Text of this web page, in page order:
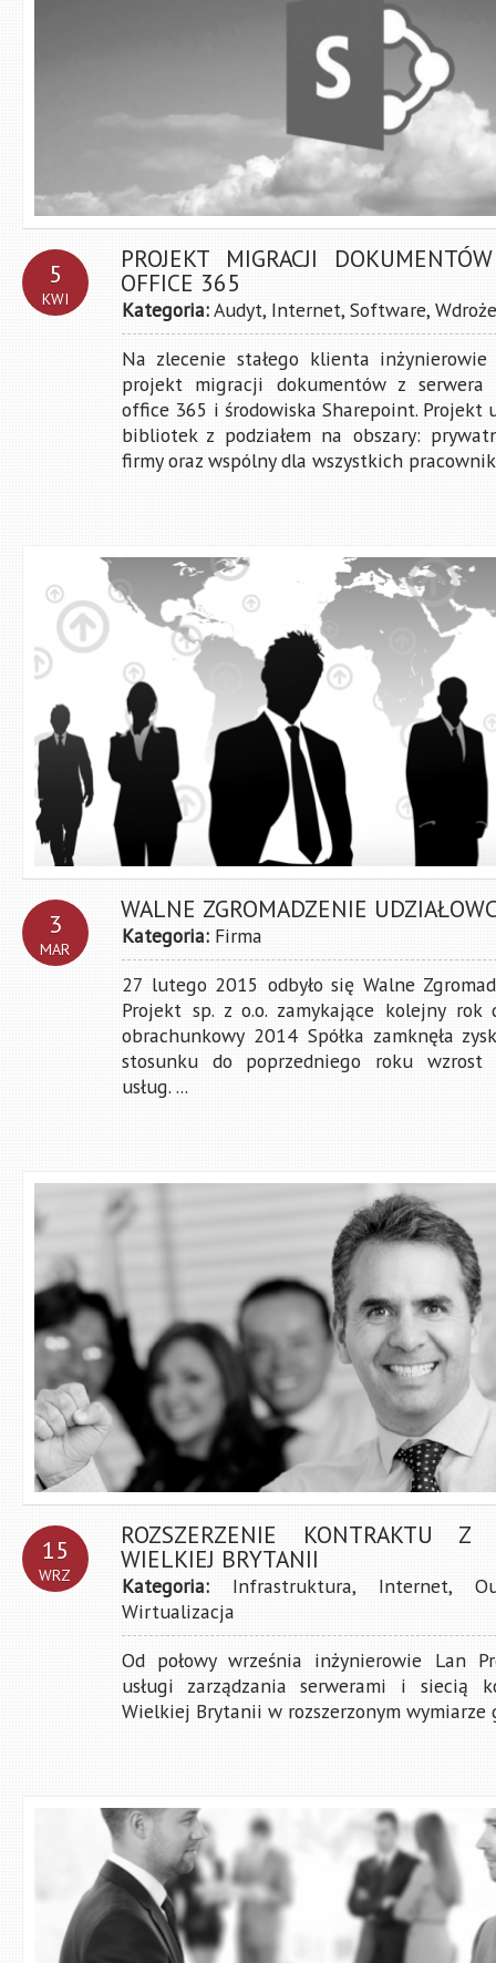
5
KWI
PROJEKT MIGRACJI
OFFICE 365
Kategoria:Audyt, Internet, Software,
Na zlecenie stałego klienta
projekt migracji dokumentów z serwera
office 365 i środowiska Sharepoint. Projekt
bibliotek z podziałem na obszary:
firmy oraz wspólny dla wszystkich
3
MAR
WALNE ZGROMADZENIE
Kategoria: Firma
27 lutego 2015 odbyło się Walne
Projekt sp. z o.o. zamykające kolejny rok
obrachunkowy 2014 Spółka zamknęła
stosunku do poprzedniego roku wzrost
usług. ...
15
WRZ
ROZSZERZENIE KONTRAKTU
WIELKIEJ BRYTANII
Kategoria: Infrastruktura, Internet,
Wirtualizacja
Od połowy września inżynierowie Lan
usługi zarządzania serwerami i siecią
Wielkiej Brytanii w rozszerzonym wymiarze